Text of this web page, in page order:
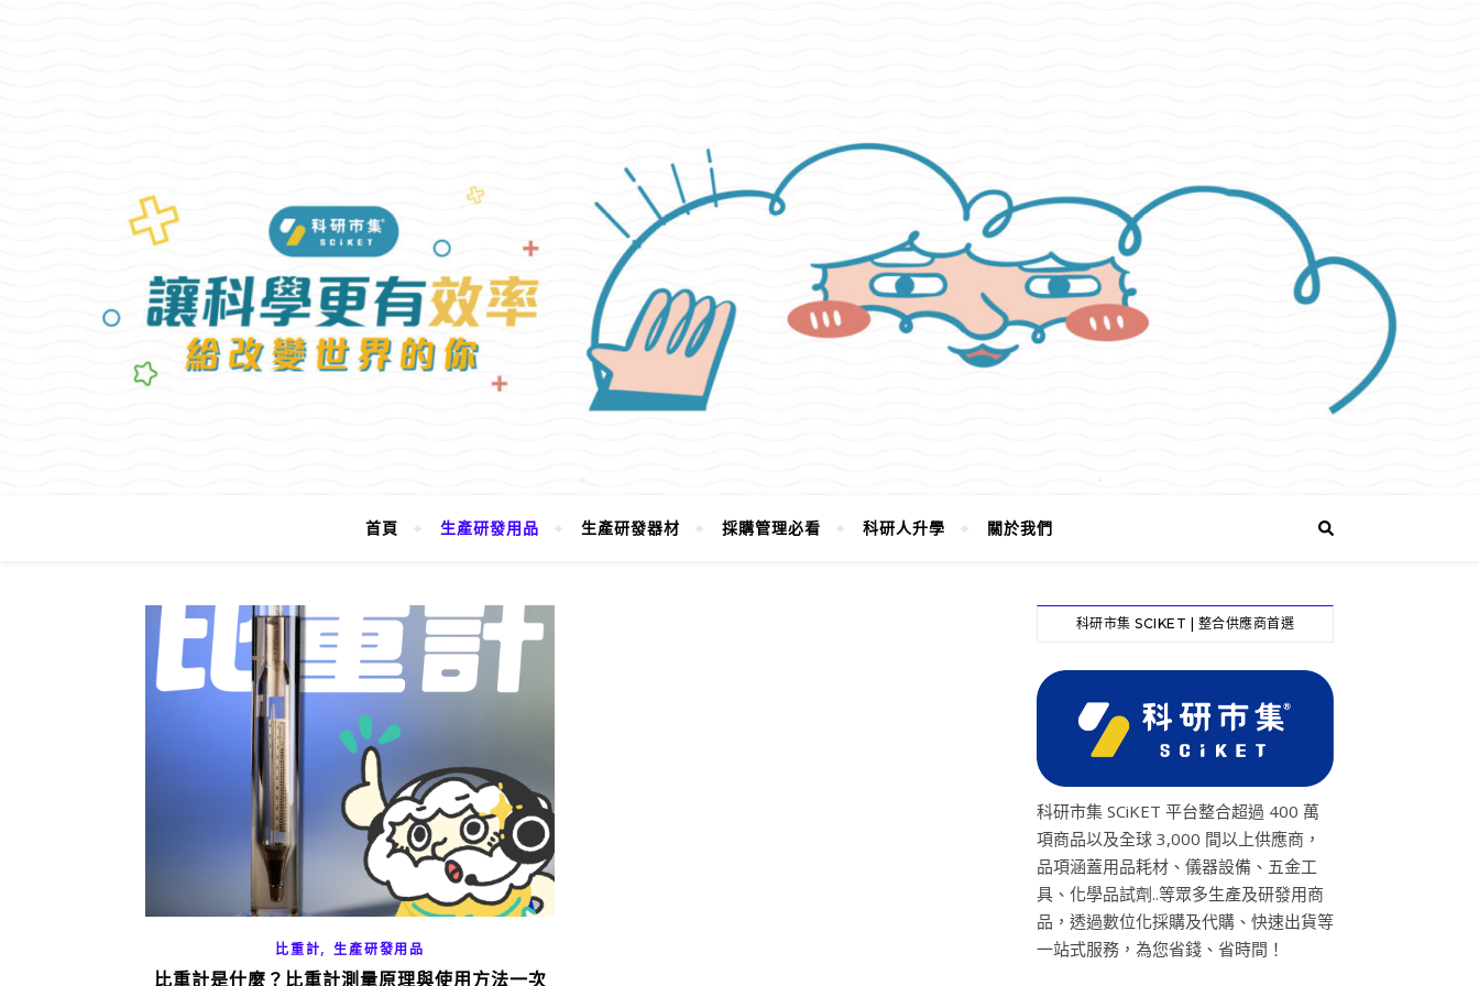
首頁 生產研發用品 生產研發器材 採購管理必看 科研人升學 關於我們
比重計,生產研發用品
比重計是什麼？比重計測量原理與使用方法一次
科研市集 SCIKET | 整合供應商首選
科研市集 SCiKET 平台整合超過 400 萬
項商品以及全球 3,000 間以上供應商，
品項涵蓋用品耗材、儀器設備、五金工
具、化學品試劑..等眾多生產及研發用商
品，透過數位化採購及代購、快速出貨等
一站式服務，為您省錢、省時間！